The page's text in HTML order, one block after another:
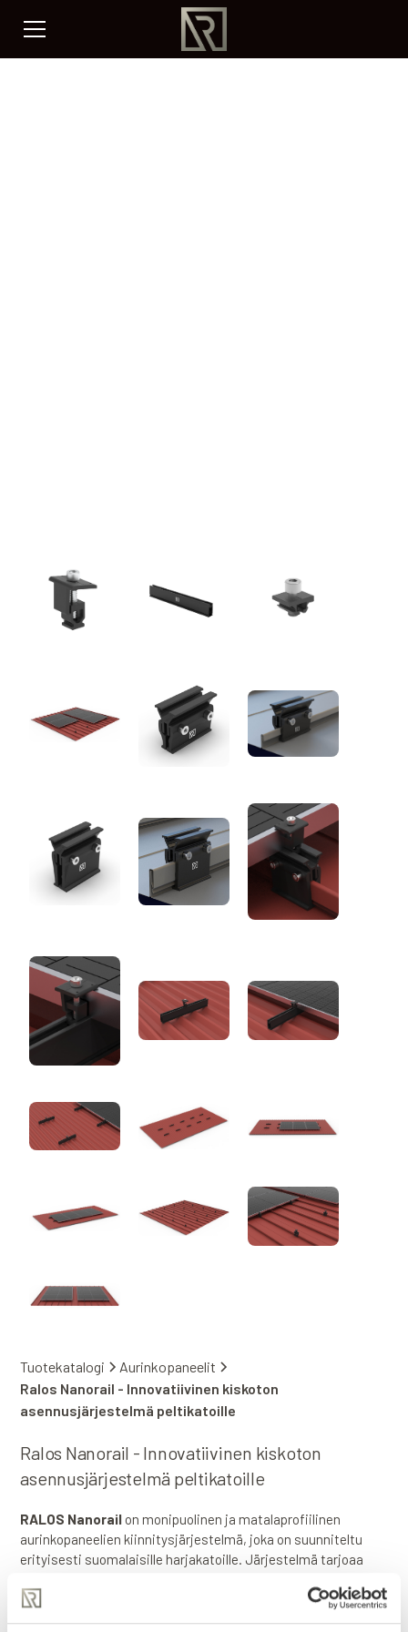
Tuotekatalogi
Aurinkopaneelit
Ralos Nanorail - Innovatiivinen kiskoton
asennusjärjestelmä peltikatoille
Ralos Nanorail - Innovatiivinen kiskoton
asennusjärjestelmä peltikatoille
RALOS Nanorail on monipuolinen ja matalaprofiilinen
aurinkopaneelien kiinnitysjärjestelmä, joka on suunniteltu
erityisesti suomalaisille harjakatoille. Järjestelmä tarjoaa
lukkosauma- ja profiilipeltikatoille sekä huopakatoille.
Nanorail-ratkaisun etuna on sen modulaarisuus: samat